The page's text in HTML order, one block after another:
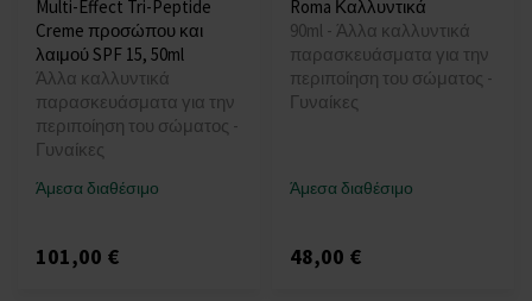
Multi-Effect Tri-Peptide
Creme προσώπου και
λαιμού SPF 15, 50ml
Άλλα καλλυντικά
παρασκευάσματα για την
περιποίηση του σώματος -
Γυναίκες
Άμεσα διαθέσιμο
101,00 €
Roma Καλλυντικά
90ml - Άλλα καλλυντικά
παρασκευάσματα για την
περιποίηση του σώματος -
Γυναίκες
Άμεσα διαθέσιμο
48,00 €